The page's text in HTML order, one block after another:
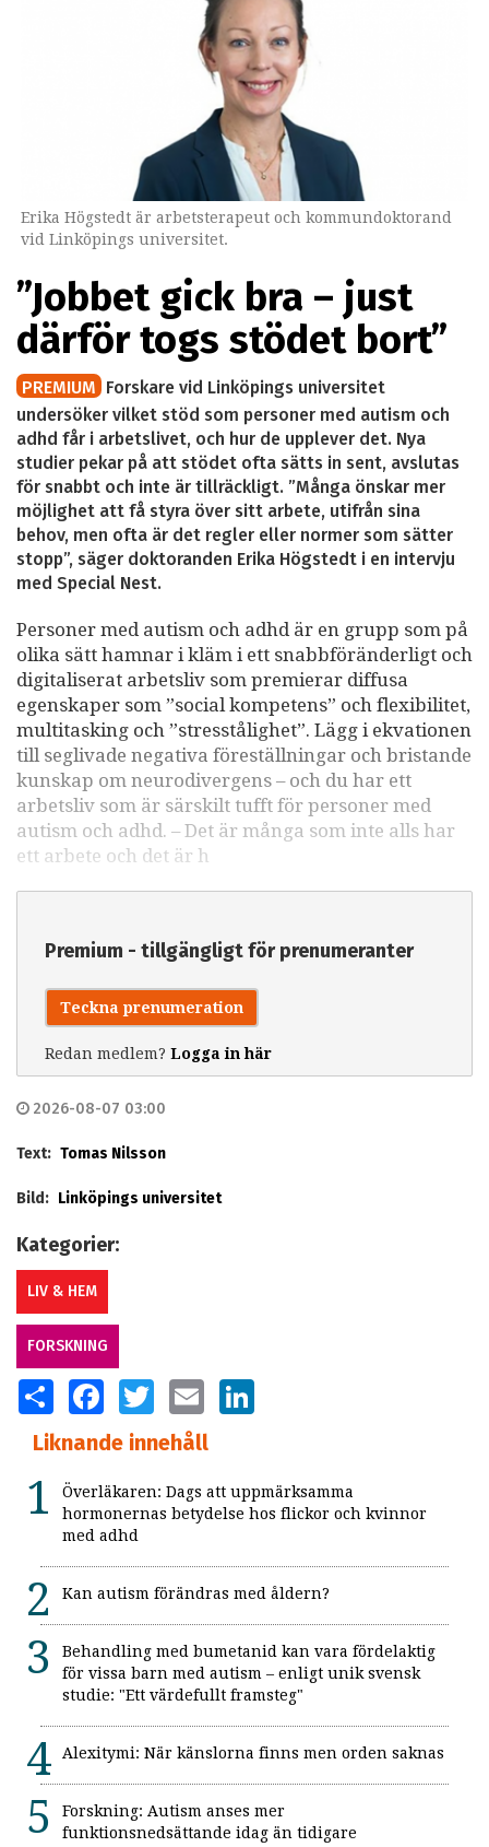
Erika Högstedt är arbetsterapeut och kommundoktorand
vid Linköpings universitet.
”Jobbet gick bra – just
därför togs stödet bort”
PREMIUM Forskare vid Linköpings universitet
undersöker vilket stöd som personer med autism och
adhd får i arbetslivet, och hur de upplever det. Nya
studier pekar på att stödet ofta sätts in sent, avslutas
för snabbt och inte är tillräckligt. ”Många önskar mer
möjlighet att få styra över sitt arbete, utifrån sina
behov, men ofta är det regler eller normer som sätter
stopp”, säger doktoranden Erika Högstedt i en intervju
med Special Nest.
Personer med autism och adhd är en grupp som på
olika sätt hamnar i kläm i ett snabbföränderligt och
digitaliserat arbetsliv som premierar diffusa
egenskaper som ”social kompetens” och flexibilitet,
multitasking och ”stresstålighet”. Lägg i ekvationen
till seglivade negativa föreställningar och bristande
kunskap om neurodivergens – och du har ett
arbetsliv som är särskilt tufft för personer med
autism och adhd. – Det är många som inte alls har
ett arbete och det är h
Premium - tillgängligt för prenumeranter
Teckna prenumeration
Redan medlem? Logga in här
2026-08-07 03:00
Text: Tomas Nilsson
Bild: Linköpings universitet
Kategorier:
LIV & HEM
FORSKNING
SHARE FACEBOOKTWITTER EMAIL
Liknande innehåll
Överläkaren: Dags att uppmärksamma
hormonernas betydelse hos flickor och kvinnor
med adhd
Kan autism förändras med åldern?
Behandling med bumetanid kan vara fördelaktig
för vissa barn med autism – enligt unik svensk
studie: "Ett värdefullt framsteg"
Alexitymi: När känslorna finns men orden saknas
Forskning: Autism anses mer
funktionsnedsättande idag än tidigare